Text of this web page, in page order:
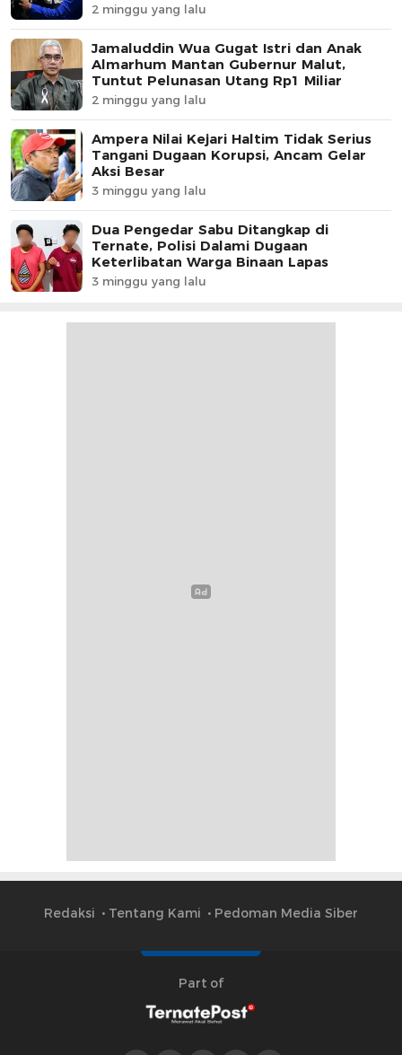
2 minggu yang lalu
Jamaluddin Wua Gugat Istri dan Anak
Almarhum Mantan Gubernur Malut,
Tuntut Pelunasan Utang Rp1 Miliar
2 minggu yang lalu
Ampera Nilai Kejari Haltim Tidak Serius
Tangani Dugaan Korupsi, Ancam Gelar
Aksi Besar
3 minggu yang lalu
Dua Pengedar Sabu Ditangkap di
Ternate, Polisi Dalami Dugaan
Keterlibatan Warga Binaan Lapas
3 minggu yang lalu
Redaksi Tentang Kami Pedoman Media Siber
Part of